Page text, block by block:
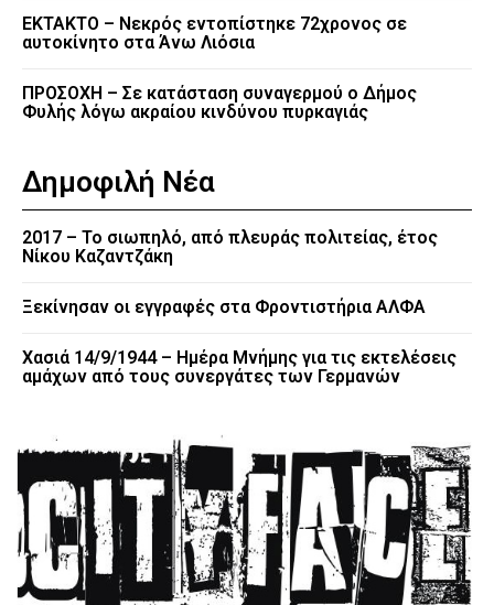
EKTAKTO – Νεκρός εντοπίστηκε 72χρονος σε
αυτοκίνητο στα Άνω Λιόσια
ΠΡΟΣΟΧΗ – Σε κατάσταση συναγερμού ο Δήμος
Φυλής λόγω ακραίου κινδύνου πυρκαγιάς
Δημοφιλή Νέα
2017 – Το σιωπηλό, από πλευράς πολιτείας, έτος
Νίκου Καζαντζάκη
Ξεκίνησαν οι εγγραφές στα Φροντιστήρια ΑΛΦΑ
Χασιά 14/9/1944 – Ημέρα Μνήμης για τις εκτελέσεις
αμάχων από τους συνεργάτες των Γερμανών